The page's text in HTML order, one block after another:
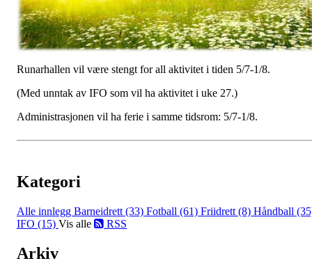
Runarhallen vil være stengt for all aktivitet i tiden 5/7-1/8.
(Med unntak av IFO som vil ha aktivitet i uke 27.)
Administrasjonen vil ha ferie i samme tidsrom: 5/7-1/8.
Kategori
Alle innlegg Barneidrett (33) Fotball (61) Friidrett (8) Håndball
IFO (15) Vis alle RSS
Arkiv